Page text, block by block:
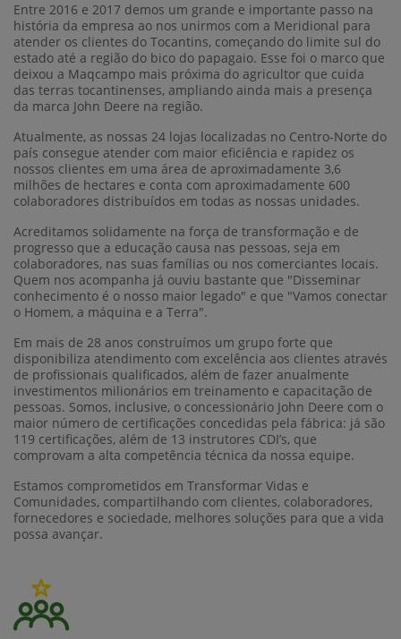
Entre 2016 e 2017 demos um grande e importante passo na
história da empresa ao nos unirmos com a Meridional para
atender os clientes do Tocantins, começando do limite sul do
estado até a região do bico do papagaio. Esse foi o marco que
deixou a Maqcampo mais próxima do agricultor que cuida
das terras tocantinenses, ampliando ainda mais a presença
da marca John Deere na região.
Atualmente, as nossas 24 lojas localizadas no Centro-Norte do
país consegue atender com maior eficiência e rapidez os
nossos clientes em uma área de aproximadamente 3,6
milhões de hectares e conta com aproximadamente 600
colaboradores distribuídos em todas as nossas unidades.
Acreditamos solidamente na força de transformação e de
progresso que a educação causa nas pessoas, seja em
colaboradores, nas suas famílias ou nos comerciantes locais.
Quem nos acompanha já ouviu bastante que "Disseminar
conhecimento é o nosso maior legado" e que "Vamos conectar
o Homem, a máquina e a Terra".
Em mais de 28 anos construímos um grupo forte que
disponibiliza atendimento com excelência aos clientes através
de profissionais qualificados, além de fazer anualmente
investimentos milionários em treinamento e capacitação de
pessoas. Somos, inclusive, o concessionário John Deere com o
maior número de certificações concedidas pela fábrica: já são
119 certificações, além de 13 instrutores CDI’s, que
comprovam a alta competência técnica da nossa equipe.
Estamos comprometidos em Transformar Vidas e
Comunidades, compartilhando com clientes, colaboradores,
fornecedores e sociedade, melhores soluções para que a vida
possa avançar.